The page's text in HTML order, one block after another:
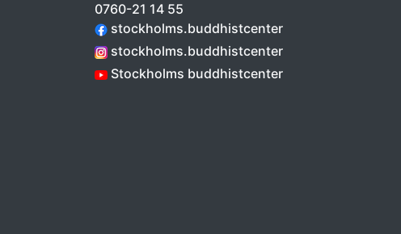
0760-21 14 55
stockholms.buddhistcenter
stockholms.buddhistcenter
Stockholms buddhistcenter